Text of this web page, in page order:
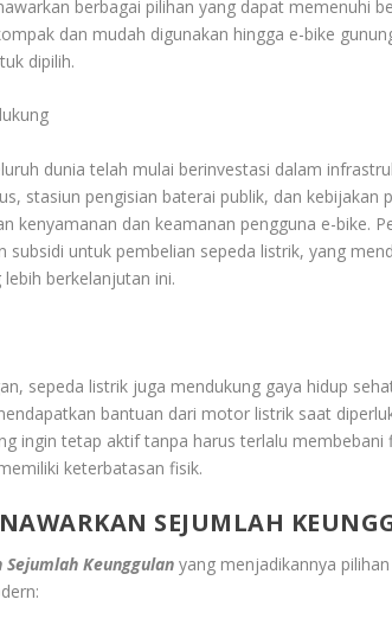
berbagai pilihan yang dapat memenuhi
dan mudah digunakan hingga e-bike
dipilih.
dunia telah mulai berinvestasi dalam
stasiun pengisian baterai publik, dan kebijakan
kenyamanan dan keamanan pengguna e-bike.
subsidi untuk pembelian sepeda listrik, yang
berkelanjutan ini.
sepeda listrik juga mendukung gaya hidup
bantuan dari motor listrik saat
ingin tetap aktif tanpa harus terlalu
keterbatasan fisik.
SEJUMLAH
Keunggulan yang menjadikannya